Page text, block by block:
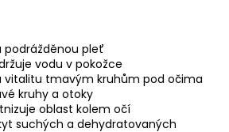
podrážděnou pleť
vodu v pokožce
vitalitu tmavým kruhům pod očima
kruhy a otoky
oblast kolem očí
suchých a dehydratovaných